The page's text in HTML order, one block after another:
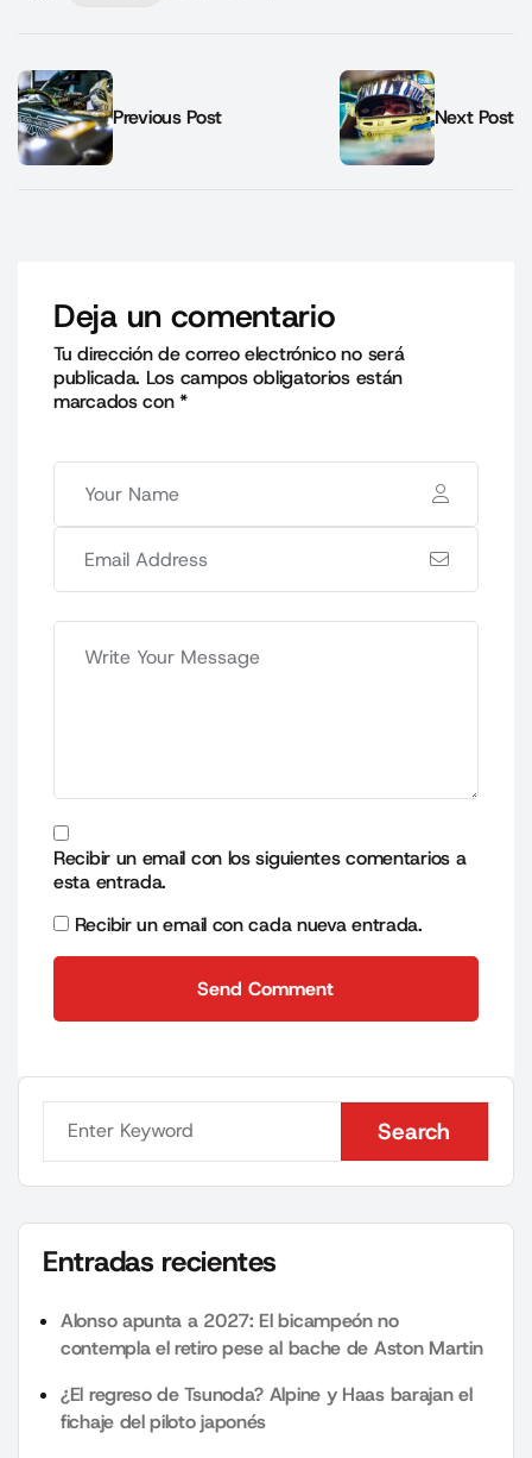
Previous Post Next Post
Deja un comentario
Tu dirección de correo electrónico no será
publicada. Los campos obligatorios están
marcados con*
Recibir un email con los siguientes comentarios a
esta entrada.
Recibir un email con cada nueva entrada.
Send Comment
Search
Search
Entradas recientes
Alonso apunta a 2027: El bicampeón no
contempla el retiro pese al bache de Aston Martin
¿El regreso de Tsunoda? Alpine y Haas barajan el
fichaje del piloto japonés